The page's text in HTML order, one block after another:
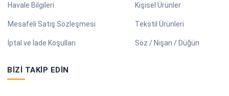
Havale Bilgileri
Mesafeli Satış Sözleşmesi
İptal ve İade Koşulları
Kişisel Ürünler
Tekstil Ürünleri
Söz / Nişan / Düğün
BIZI TAKIP EDIN